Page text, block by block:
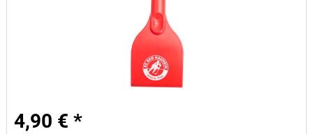
4,90 € *